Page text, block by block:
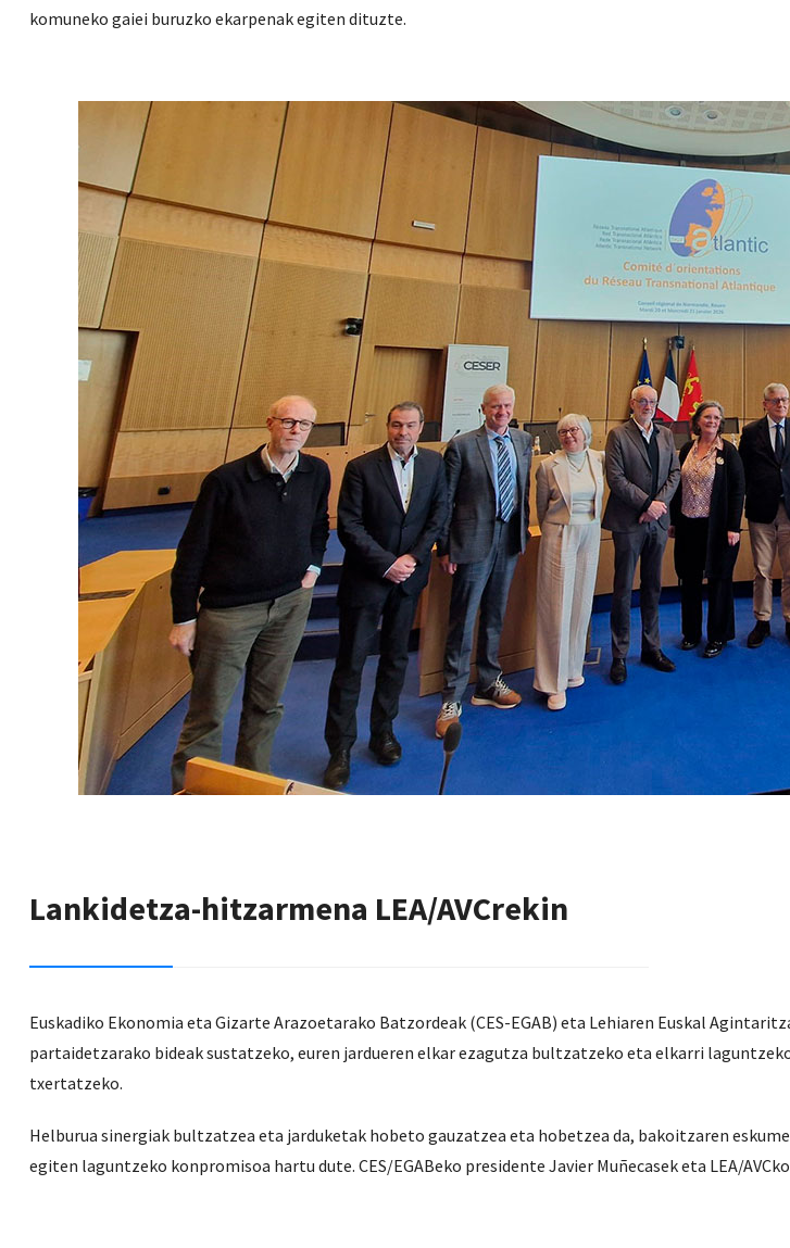
komuneko gaiei buruzko ekarpenak egiten dituzte.
Lankidetza-hitzarmena LEA/AVCrekin
Euskadiko Ekonomia eta Gizarte Arazoetarako Batzordeak (CES-EGAB) eta Lehiaren Euskal
partaidetzarako bideak sustatzeko, euren jardueren elkar ezagutza bultzatzeko eta elkarri
txertatzeko.
Helburua sinergiak bultzatzea eta jarduketak hobeto gauzatzea eta hobetzea da, bakoitzaren
egiten laguntzeko konpromisoa hartu dute. CES/EGABeko presidente Javier Muñecasek eta LEA/